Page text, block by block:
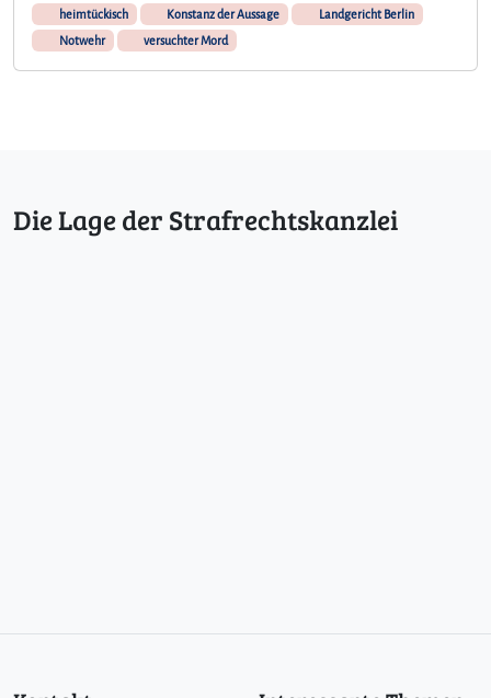
a
t
heimtückisch
Konstanz der Aussage
Landgericht Berlin
Notwehr
versuchter Mord
Die Lage der Strafrechtskanzlei